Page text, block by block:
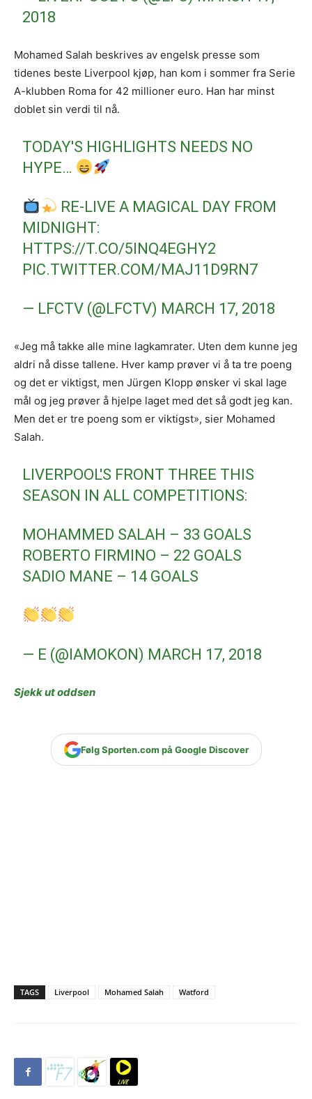
2018
Mohamed Salah beskrives av engelsk presse som
tidenes beste Liverpool kjøp, han kom i sommer fra Serie
A-klubben Roma for 42 millioner euro. Han har minst
doblet sin verdi til nå.
TODAY'S HIGHLIGHTS NEEDS NO
HYPE…
RE-LIVE A MAGICAL DAY FROM
MIDNIGHT:
HTTPS://T.CO/5INQ4EGHY2
PIC.TWITTER.COM/MAJ11D9RN7
— LFCTV (@LFCTV) MARCH 17, 2018
«Jeg må takke alle mine lagkamrater. Uten dem kunne jeg
aldri nå disse tallene. Hver kamp prøver vi å ta tre poeng
og det er viktigst, men Jürgen Klopp ønsker vi skal lage
mål og jeg prøver å hjelpe laget med det så godt jeg kan.
Men det er tre poeng som er viktigst», sier Mohamed
Salah.
LIVERPOOL'S FRONT THREE THIS
SEASON IN ALL COMPETITIONS:
MOHAMMED SALAH – 33 GOALS
ROBERTO FIRMINO – 22 GOALS
SADIO MANE – 14 GOALS
— E (@IAMOKON) MARCH 17, 2018
Sjekk ut oddsen
Følg Sporten.com på Google Discover
TAGS Liverpool Mohamed Salah Watford